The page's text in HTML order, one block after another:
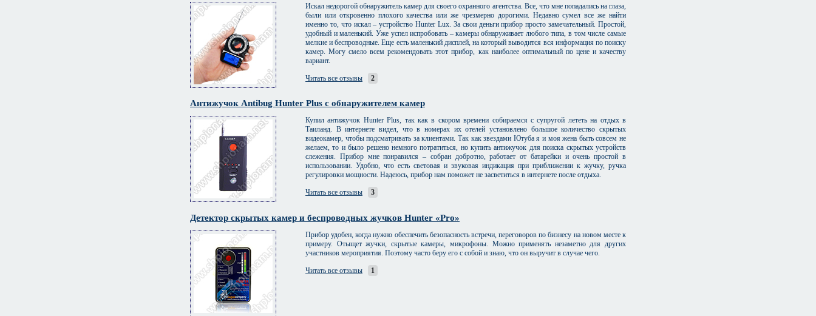
Искал недорогой обнаружитель камер для своего охранного агентства. Все, что мне попадались на глаза,
были или откровенно плохого качества или же чрезмерно дорогими. Недавно сумел все же найти
именно то, что искал – устройство Hunter Lux. За свои деньги прибор просто замечательный. Простой,
удобный и маленький. Уже успел испробовать – камеры обнаруживает любого типа, в том числе самые
мелкие и беспроводные. Еще есть маленький дисплей, на который выводится вся информация по поиску
камер. Могу смело всем рекомендовать этот прибор, как наиболее оптимальный по цене и качеству
вариант.
Читать все отзывы 2
Антижучок Antibug Hunter Plus c обнаружителем камер
Купил антижучок Hunter Plus, так как в скором времени собираемся с супругой лететь на отдых в
Таиланд. В интернете видел, что в номерах их отелей установлено большое количество скрытых
видеокамер, чтобы подсматривать за клиентами. Так как звездами Ютуба я и моя жена быть совсем не
желаем, то и было решено немного потратиться, но купить антижучок для поиска скрытых устройств
слежения. Прибор мне понравился – собран добротно, работает от батарейки и очень простой в
использовании. Удобно, что есть световая и звуковая индикация при приближении к жучку, ручка
регулировки мощности. Надеюсь, прибор нам поможет не засветиться в интернете после отдыха.
Читать все отзывы 3
Детектор скрытых камер и беспроводных жучков Hunter «Pro»
Прибор удобен, когда нужно обеспечить безопасность встречи, переговоров по бизнесу на новом месте к
примеру. Отыщет жучки, скрытые камеры, микрофоны. Можно применять незаметно для других
участников мероприятия. Поэтому часто беру его с собой и знаю, что он выручит в случае чего.
Читать все отзывы 1